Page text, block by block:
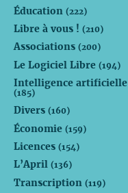
Éducation (222)
Libre à vous ! (210)
Associations (200)
Le Logiciel Libre (194)
Intelligence artificielle
(185)
Divers (160)
Économie (159)
Licences (154)
L’April (136)
Transcription (119)